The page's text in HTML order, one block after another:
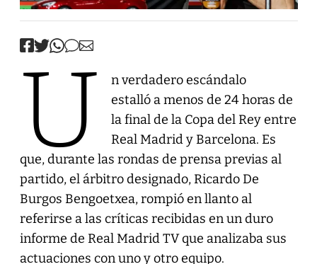
U
n verdadero escándalo
estalló a menos de 24 horas de
la final de la Copa del Rey entre
Real Madrid y Barcelona. Es
que, durante las rondas de prensa previas al
partido, el árbitro designado, Ricardo De
Burgos Bengoetxea, rompió en llanto al
referirse a las críticas recibidas en un duro
informe de Real Madrid TV que analizaba sus
actuaciones con uno y otro equipo.